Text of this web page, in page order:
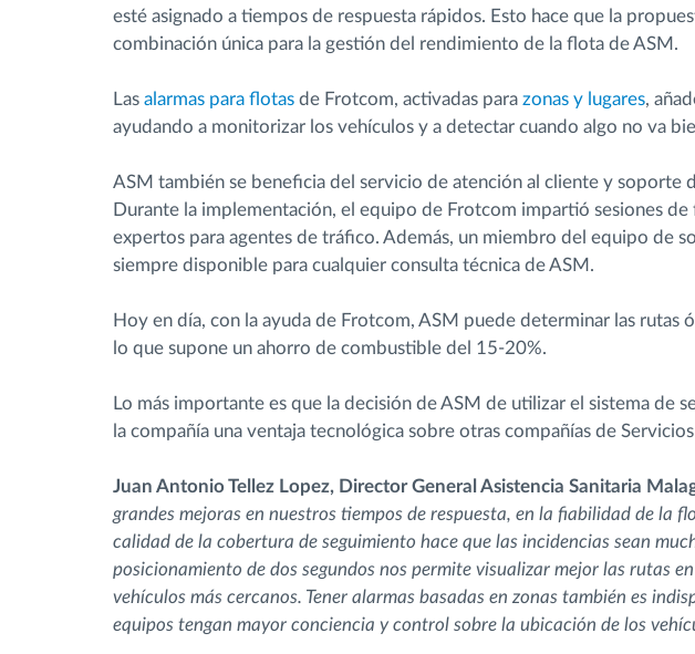
esté asignado a tiempos de respuesta rápidos. Esto hace que la
combinación única para la gestión del rendimiento de la flota de ASM.
Las alarmas para flotas de Frotcom, activadas para zonas y lugares,
ayudando a monitorizar los vehículos y a detectar cuando algo no va
ASM también se beneficia del servicio de atención al cliente y soporte
Durante la implementación, el equipo de Frotcom impartió sesiones
expertos para agentes de tráfico. Además, un miembro del equipo de
siempre disponible para cualquier consulta técnica de ASM.
Hoy en día, con la ayuda de Frotcom, ASM puede determinar las rutas
lo que supone un ahorro de combustible del 15-20%.
Lo más importante es que la decisión de ASM de utilizar el sistema de
la compañía una ventaja tecnológica sobre otras compañías de
Juan Antonio Tellez Lopez, Director General Asistencia Sanitaria
grandes mejoras en nuestros tiempos de respuesta, en la fiabilidad de la
calidad de la cobertura de seguimiento hace que las incidencias sean
posicionamiento de dos segundos nos permite visualizar mejor las rutas
vehículos más cercanos. Tener alarmas basadas en zonas también es
equipos tengan mayor conciencia y control sobre la ubicación de los